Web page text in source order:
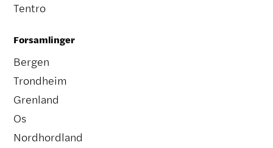
Tentro
Forsamlinger
Bergen
Trondheim
Grenland
Os
Nordhordland